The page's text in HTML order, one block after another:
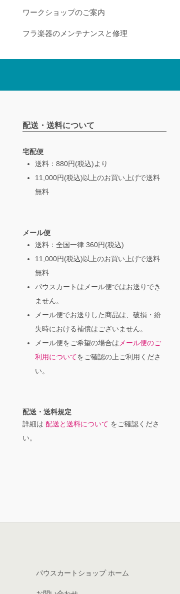
ワークショップのご案内
フラ楽器のメンテナンスと修理
配送・送料について
宅配便
送料：880円(税込)より
11,000円(税込)以上のお買い上げで送料
無料
メール便
送料：全国一律 360円(税込)
11,000円(税込)以上のお買い上げで送料
無料
パウスカートはメール便ではお送りでき
ません。
メール便でお送りした商品は、破損・紛
失時における補償はございません。
メール便をご希望の場合はメール便のご
利用についてをご確認の上ご利用くださ
い。
配送・送料規定
詳細は 配送と送料について をご確認くださ
い。
パウスカートショップ ホーム